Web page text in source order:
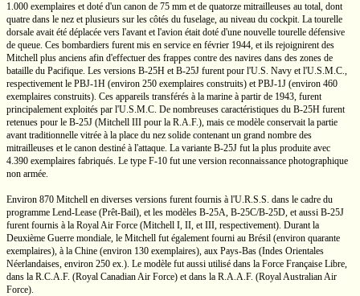
1.000 exemplaires et doté d'un canon de 75 mm et de quatorze mitrailleuses au total, dont
quatre dans le nez et plusieurs sur les côtés du fuselage, au niveau du cockpit. La tourelle
dorsale avait été déplacée vers l'avant et l'avion était doté d'une nouvelle tourelle défensive
de queue. Ces bombardiers furent mis en service en février 1944, et ils rejoignirent des
Mitchell plus anciens afin d'effectuer des frappes contre des navires dans des zones de
bataille du Pacifique. Les versions B-25H etB-25J furent pour l'U.S. Navy etl'U.S.M.C.,
respectivement le PBJ-1H (environ 250 exemplaires construits) etPBJ-1J (environ 460
exemplaires construits). Ces appareils transférés à la marine à partir de 1943, furent
principalement exploités par l'U.S.M.C. De nombreuses caractéristiques du B-25H furent
retenues pour le B-25J (Mitchell III pour la R.A.F.), mais ce modèle conservait la partie
avant traditionnelle vitrée à la place du nez solide contenant un grand nombre des
mitrailleuses et le canon destiné à l'attaque. La variante B-25J fut la plus produite avec
4.390 exemplaires fabriqués. Le type F-10 fut une version reconnaissance photographique
non armée.
Environ 870 Mitchell en diverses versions furent fournis à l'U.R.S.S. dans le cadre du
programme Lend-Lease (Prêt-Bail), et les modèles B-25A, B-25C/B-25D, et aussi B-25J
furent fournis à la Royal Air Force (Mitchell I, II, et III, respectivement). Durant la
Deuxième Guerre mondiale, le Mitchell fut également fourni au Brésil (environ quarante
exemplaires), à la Chine (environ 130 exemplaires), aux Pays-Bas (Indes Orientales
Néerlandaises, environ 250 ex.). Le modèle fut aussi utilisé dans la Force Française Libre,
dans la R.C.A.F. (Royal Canadian Air Force) et dans la R.A.A.F. (Royal Australian Air
Force).